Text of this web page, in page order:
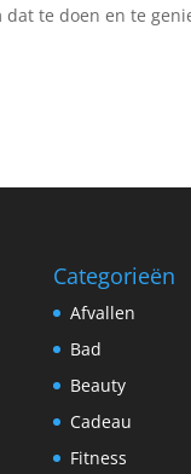
te doen en te
Categorieën
Afvallen
Bad
Beauty
Cadeau
Fitness